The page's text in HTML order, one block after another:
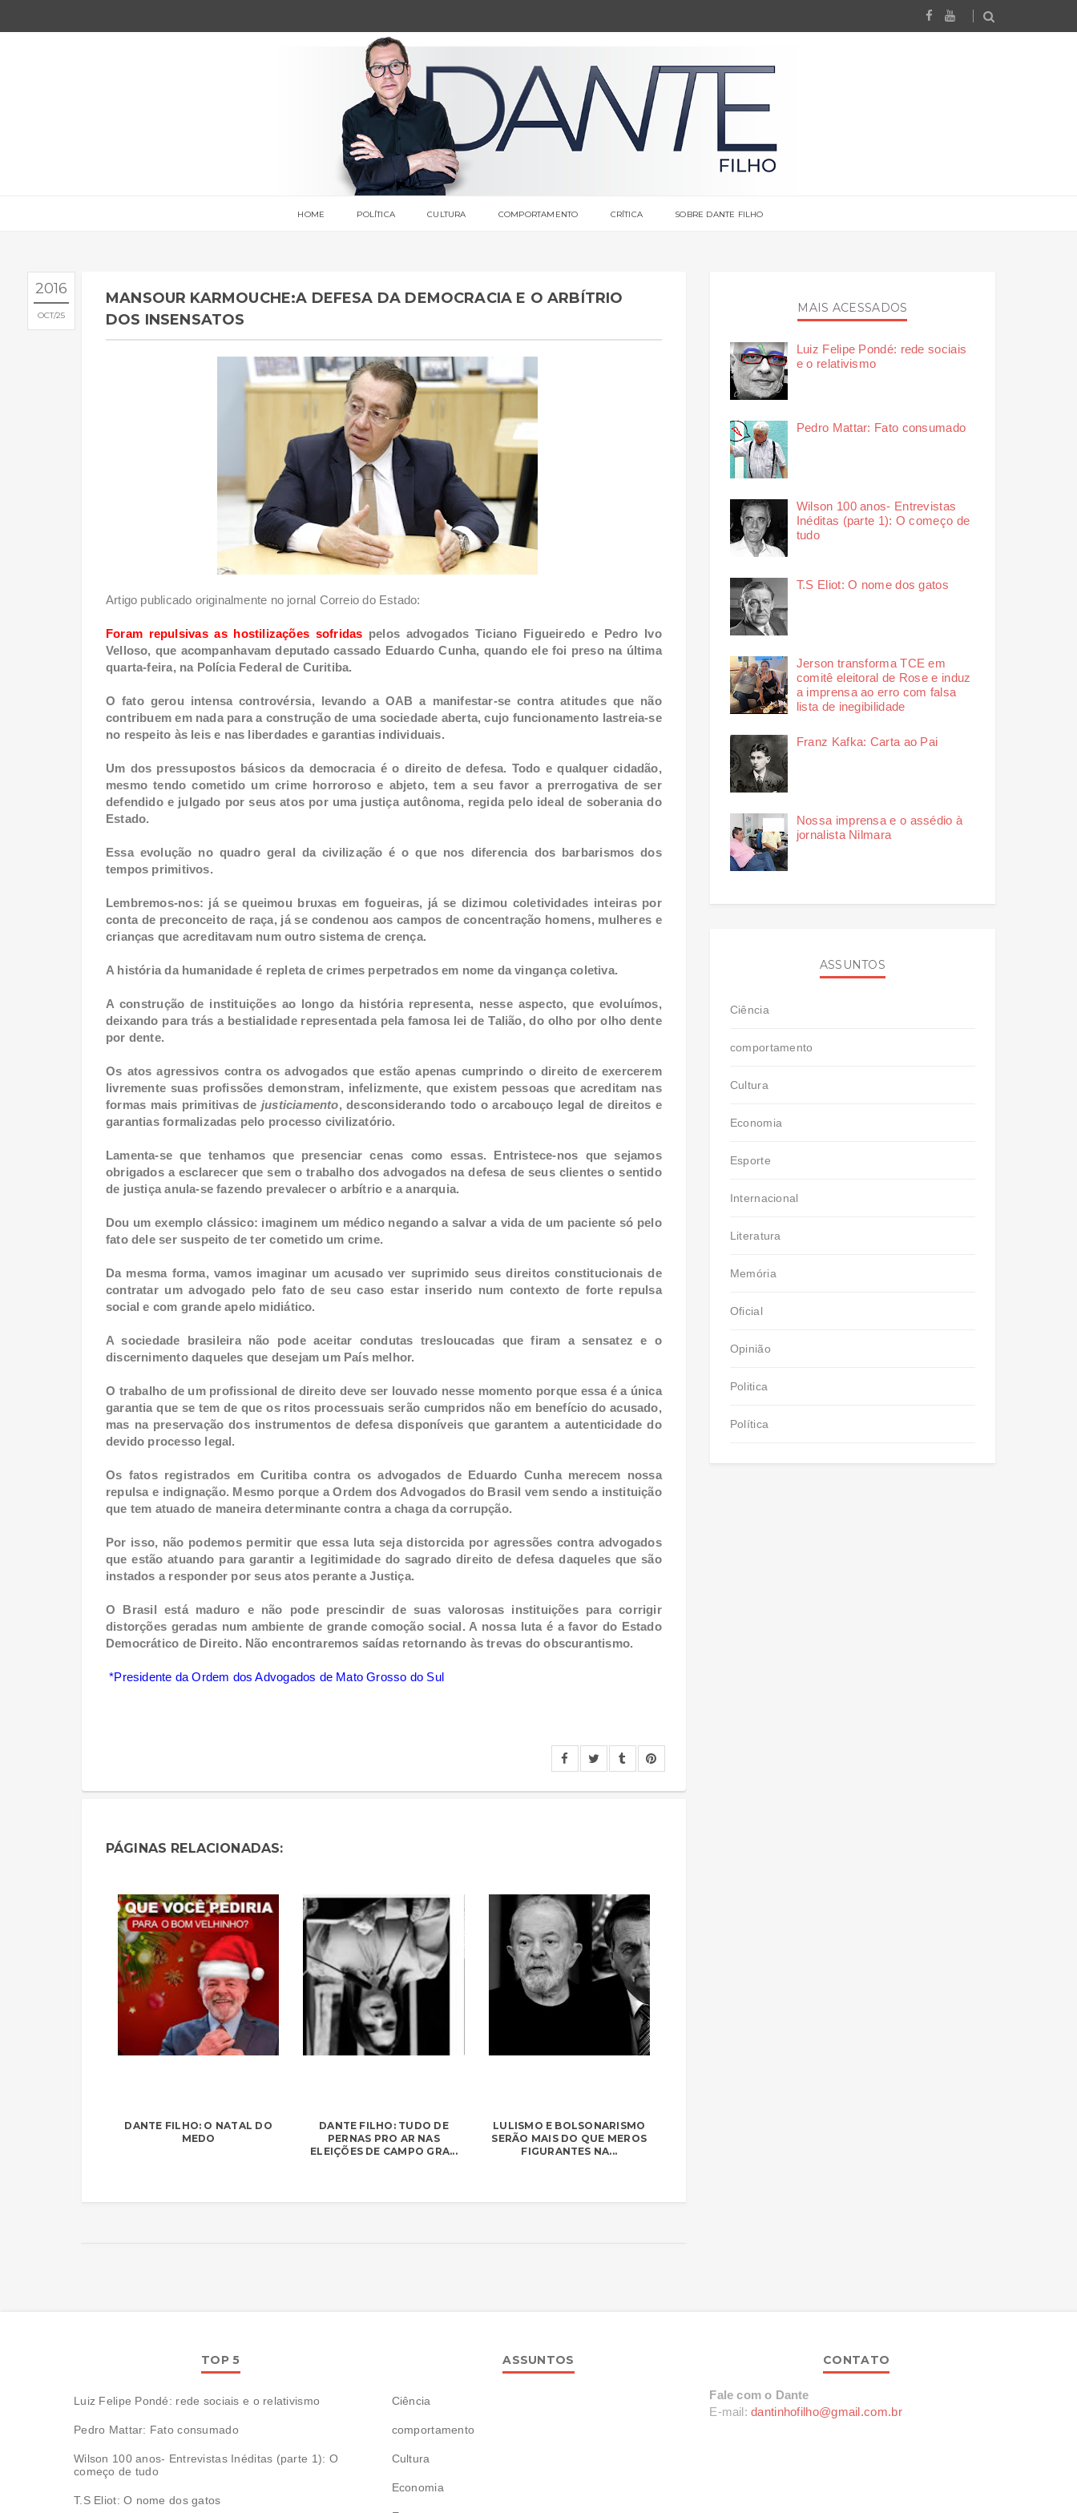
HOME POLÍTICA CULTURA COMPORTAMENTO CRÍTICA SOBRE DANTE FILHO
2016
OCT 25
MANSOUR KARMOUCHE:A DEFESA DA DEMOCRACIA E O ARBÍTRIO
DOS INSENSATOS
Artigo publicado originalmente no jornal Correio do Estado:
Foram repulsivas as hostilizações sofridas pelos advogados Ticiano Figueiredo e Pedro Ivo
Velloso, que acompanhavam deputado cassado Eduardo Cunha, quando ele foi preso na última
quarta-feira, na Polícia Federal de Curitiba.
O fato gerou intensa controvérsia, levando a OAB a manifestar-se contra atitudes que não
contribuem em nada para a construção de uma sociedade aberta, cujo funcionamento lastreia-se
no respeito às leis e nas liberdades e garantias individuais.
Um dos pressupostos básicos da democracia é o direito de defesa. Todo e qualquer cidadão,
mesmo tendo cometido um crime horroroso e abjeto, tem a seu favor a prerrogativa de ser
defendido e julgado por seus atos por uma justiça autônoma, regida pelo ideal de soberania do
Estado.
Essa evolução no quadro geral da civilização é o que nos diferencia dos barbarismos dos
tempos primitivos.
Lembremos-nos: já se queimou bruxas em fogueiras, já se dizimou coletividades inteiras por
conta de preconceito de raça, já se condenou aos campos de concentração homens, mulheres e
crianças que acreditavam num outro sistema de crença.
A história da humanidade é repleta de crimes perpetrados em nome da vingança coletiva.
A construção de instituições ao longo da história representa, nesse aspecto, que evoluímos,
deixando para trás a bestialidade representada pela famosa lei de Talião, do olho por olho dente
por dente.
Os atos agressivos contra os advogados que estão apenas cumprindo o direito de exercerem
livremente suas profissões demonstram, infelizmente, que existem pessoas que acreditam nas
formas mais primitivas de justiciamento, desconsiderando todo o arcabouço legal de direitos e
garantias formalizadas pelo processo civilizatório.
Lamenta-se que tenhamos que presenciar cenas como essas. Entristece-nos que sejamos
obrigados a esclarecer que sem o trabalho dos advogados na defesa de seus clientes o sentido
de justiça anula-se fazendo prevalecer o arbítrio e a anarquia.
Dou um exemplo clássico: imaginem um médico negando a salvar a vida de um paciente só pelo
fato dele ser suspeito de ter cometido um crime.
Da mesma forma, vamos imaginar um acusado ver suprimido seus direitos constitucionais de
contratar um advogado pelo fato de seu caso estar inserido num contexto de forte repulsa
social e com grande apelo midiático.
A sociedade brasileira não pode aceitar condutas tresloucadas que firam a sensatez e o
discernimento daqueles que desejam um País melhor.
O trabalho de um profissional de direito deve ser louvado nesse momento porque essa é a única
garantia que se tem de que os ritos processuais serão cumpridos não em benefício do acusado,
mas na preservação dos instrumentos de defesa disponíveis que garantem a autenticidade do
devido processo legal.
Os fatos registrados em Curitiba contra os advogados de Eduardo Cunha merecem nossa
repulsa e indignação. Mesmo porque a Ordem dos Advogados do Brasil vem sendo a instituição
que tem atuado de maneira determinante contra a chaga da corrupção.
Por isso, não podemos permitir que essa luta seja distorcida por agressões contra advogados
que estão atuando para garantir a legitimidade do sagrado direito de defesa daqueles que são
instados a responder por seus atos perante a Justiça.
O Brasil está maduro e não pode prescindir de suas valorosas instituições para corrigir
distorções geradas num ambiente de grande comoção social. A nossa luta é a favor do Estado
Democrático de Direito. Não encontraremos saídas retornando às trevas do obscurantismo.
*Presidente da Ordem dos Advogados de Mato Grosso do Sul
PÁGINAS RELACIONADAS:
DANTE FILHO: O NATAL DO
MEDO
DANTE FILHO: TUDO DE
PERNAS PRO AR NAS
ELEIÇÕES DE CAMPO GRA...
LULISMO E BOLSONARISMO
SERÃO MAIS DO QUE MEROS
FIGURANTES NA...
MAIS ACESSADOS
Luiz Felipe Pondé: rede sociais
e o relativismo
Pedro Mattar: Fato consumado
Wilson 100 anos- Entrevistas
Inéditas (parte 1): O começo de
tudo
T.S Eliot: O nome dos gatos
Jerson transforma TCE em
comitê eleitoral de Rose e induz
a imprensa ao erro com falsa
lista de inegibilidade
Franz Kafka: Carta ao Pai
Nossa imprensa e o assédio à
jornalista Nilmara
ASSUNTOS
Ciência
comportamento
Cultura
Economia
Esporte
Internacional
Literatura
Memória
Oficial
Opinião
Politica
Política
TOP 5
Luiz Felipe Pondé: rede sociais e o relativismo
Pedro Mattar: Fato consumado
Wilson 100 anos- Entrevistas Inéditas (parte 1): O
começo de tudo
T.S Eliot: O nome dos gatos
ASSUNTOS
Ciência
comportamento
Cultura
Economia
CONTATO
Fale com o Dante
E-mail: dantinhofilho@gmail.com.br